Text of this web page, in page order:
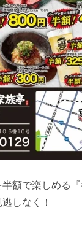
額で楽しめる
しなく！